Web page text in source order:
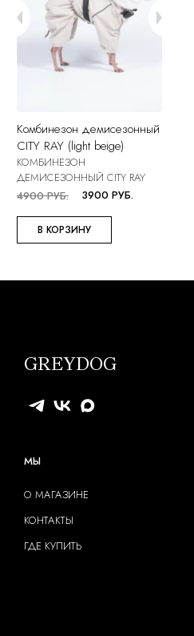
Комбинезон демисезонный
CITY RAY (light beige)
КОМБИНЕЗОН
ДЕМИСЕЗОННЫЙ CITY RAY
4900 РУБ.
3900 РУБ.
В КОРЗИНУ
GREYDOG
МЫ
О МАГАЗИНЕ
КОНТАКТЫ
ГДЕ КУПИТЬ